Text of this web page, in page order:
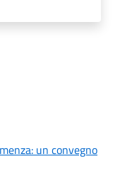
un convegno